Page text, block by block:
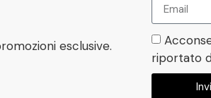
esclusive.
riportato